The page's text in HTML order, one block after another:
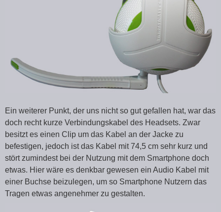
Ein weiterer Punkt, der uns nicht so gut gefallen hat, war das
doch recht kurze Verbindungskabel des Headsets. Zwar
besitzt es einen Clip um das Kabel an der Jacke zu
befestigen, jedoch ist das Kabel mit 74,5 cm sehr kurz und
stört zumindest bei der Nutzung mit dem Smartphone doch
etwas. Hier wäre es denkbar gewesen ein Audio Kabel mit
einer Buchse beizulegen, um so Smartphone Nutzern das
Tragen etwas angenehmer zu gestalten.